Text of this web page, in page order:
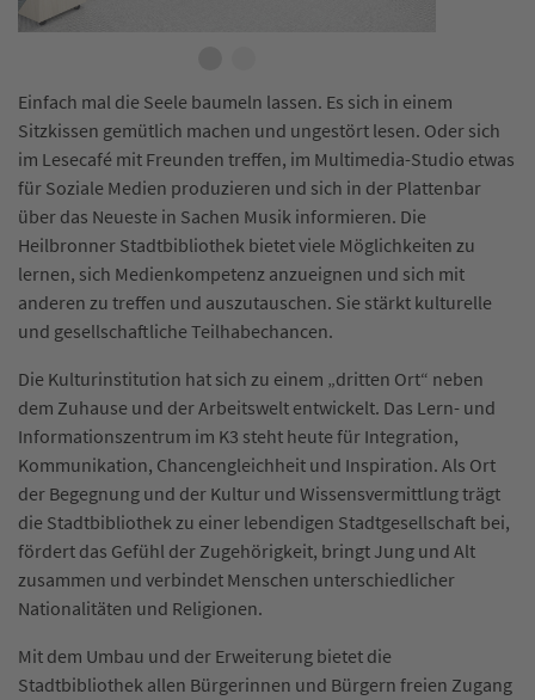
Einfach mal die Seele baumeln lassen. Es sich in einem
Sitzkissen gemütlich machen und ungestört lesen. Oder sich
im Lesecafé mit Freunden treffen, im Multimedia-Studio etwas
für Soziale Medien produzieren und sich in der Plattenbar
über das Neueste in Sachen Musik informieren. Die
Heilbronner Stadtbibliothek bietet viele Möglichkeiten zu
lernen, sich Medienkompetenz anzueignen und sich mit
anderen zu treffen und auszutauschen. Sie stärkt kulturelle
und gesellschaftliche Teilhabechancen.
Die Kulturinstitution hat sich zu einem „dritten Ort“ neben
dem Zuhause und der Arbeitswelt entwickelt. Das Lern- und
Informationszentrum im K3 steht heute für Integration,
Kommunikation, Chancengleichheit und Inspiration. Als Ort
der Begegnung und der Kultur und Wissensvermittlung trägt
die Stadtbibliothek zu einer lebendigen Stadtgesellschaft bei,
fördert das Gefühl der Zugehörigkeit, bringt Jung und Alt
zusammen und verbindet Menschen unterschiedlicher
Nationalitäten und Religionen.
Mit dem Umbau und der Erweiterung bietet die
Stadtbibliothek allen Bürgerinnen und Bürgern freien Zugang